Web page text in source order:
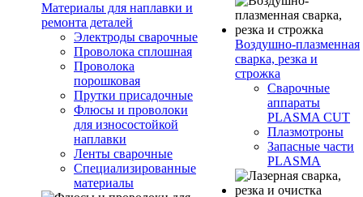
Материалы для наплавки и
ремонта деталей
Электроды сварочные
Проволока сплошная
Проволока
порошковая
Прутки присадочные
Флюсы и проволоки
для износостойкой
наплавки
Ленты сварочные
Специализированные
материалы
Воздушно-плазменная
сварка, резка и
строжка
Сварочные
аппараты
PLASMA CUT
Плазмотроны
Запасные части
PLASMA